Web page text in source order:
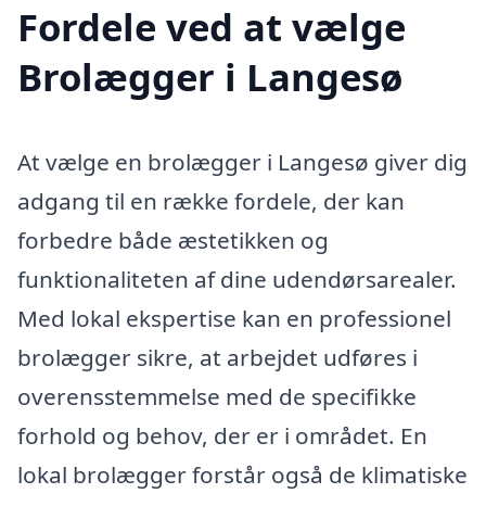
Fordele ved at vælge
Brolægger i Langesø
At vælge en brolægger i Langesø giver dig
adgang til en række fordele, der kan
forbedre både æstetikken og
funktionaliteten af dine udendørsarealer.
Med lokal ekspertise kan en professionel
brolægger sikre, at arbejdet udføres i
overensstemmelse med de specifikke
forhold og behov, der er i området. En
lokal brolægger forstår også de klimatiske